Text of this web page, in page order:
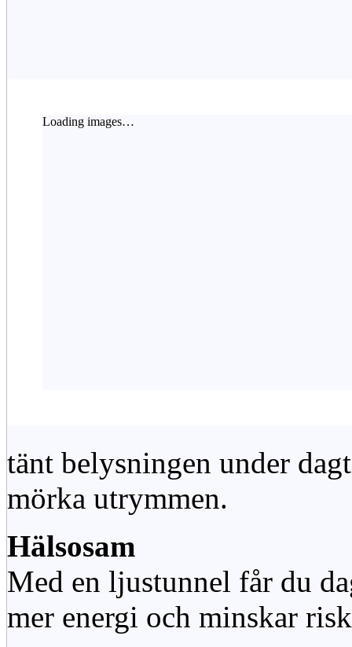
Loading images…
tänt belysningen under
mörka utrymmen.
Hälsosam
Med en ljustunnel får du
mer energi och minskar